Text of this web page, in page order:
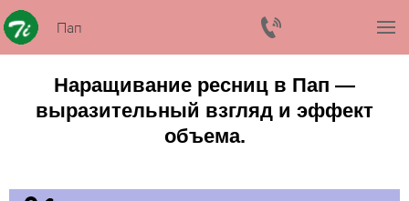
Пап
Наращивание ресниц в Пап —
выразительный взгляд и эффект
объема.